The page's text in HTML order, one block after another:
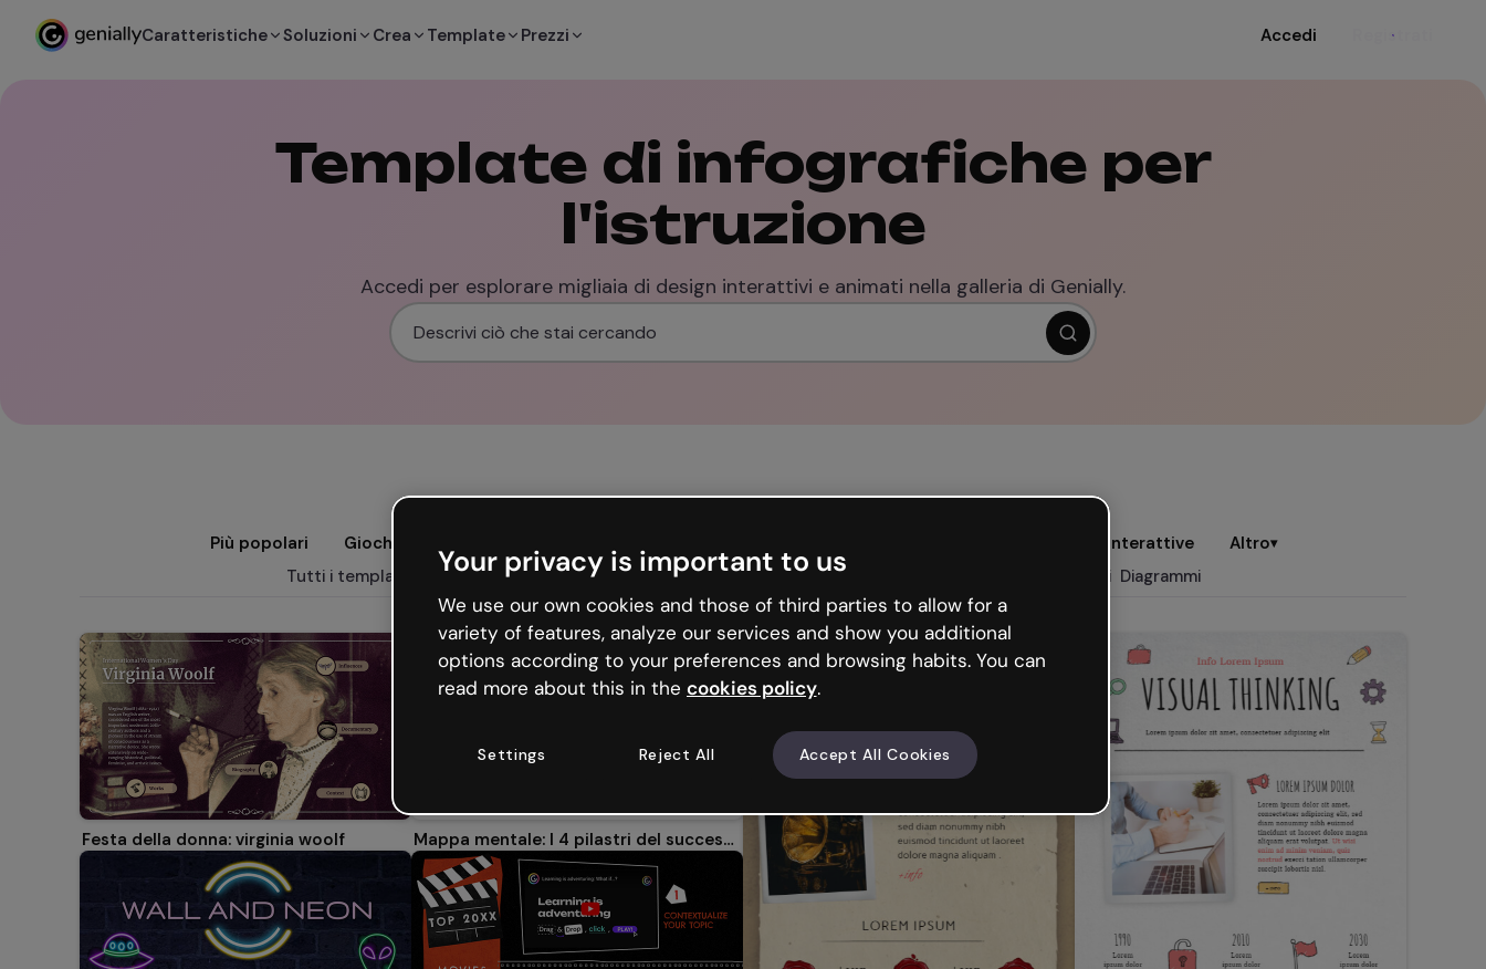
Caratteristiche Soluzioni Crea Template Prezzi Accedi Registrati
Template di infografiche per
l'istruzione
Accedi per esplorare migliaia di design interattivi e animati nella galleria di Genially.
Più popolari Giochi Card interattive Altro▾
Tutti i template: infografiche Infografiche Educative Timeline Infografiche per Aziende Mappa mentali Diagrammi
Festa della donna: virginia woolf Mappa mentale: I 4 pilastri del successo
Your privacy is important to us
We use our own cookies and those of third parties to allow for a
variety of features, analyze our services and show you additional
options according to your preferences and browsing habits. You can
read more about this in the cookies policy.
Settings Reject All Accept All Cookies